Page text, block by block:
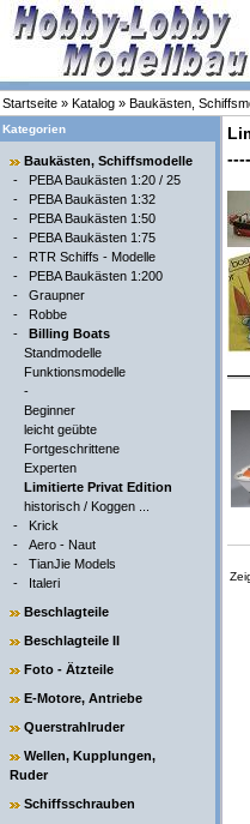
Startseite » Katalog » Baukästen,
Kategorien
Baukästen, Schiffsmodelle
- PEBA Baukästen 1:20 / 25
- PEBA Baukästen 1:32
- PEBA Baukästen 1:50
- PEBA Baukästen 1:75
- RTR Schiffs - Modelle
- PEBA Baukästen 1:200
- Graupner
- Robbe
- Billing Boats
Standmodelle
Funktionsmodelle
-
Beginner
leicht geübte
Fortgeschrittene
Experten
Limitierte Privat Edition
historisch / Koggen ...
- Krick
- Aero - Naut
- TianJie Models
- Italeri
Beschlagteile
Beschlagteile II
Foto - Ätzteile
E-Motore, Antriebe
Querstrahlruder
Wellen, Kupplungen,
Ruder
Schiffsschrauben